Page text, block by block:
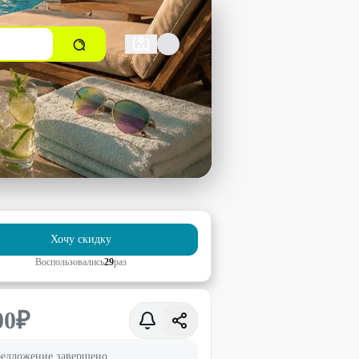
Хочу скидку
Воспользовались29раз
₽
завершено